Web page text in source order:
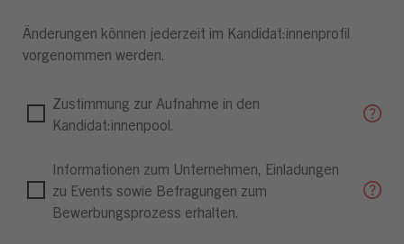
Änderungen können jederzeit im Kandidat:innenprofil
vorgenommen werden.
Zustimmung zur Aufnahme in den
Kandidat:innenpool.
Informationen zum Unternehmen, Einladungen
zu Events sowie Befragungen zum
Bewerbungsprozess erhalten.